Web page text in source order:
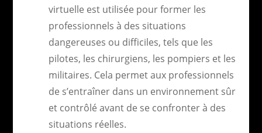
virtuelle est utilisée pour former les
professionnels à des situations
dangereuses ou difficiles, tels que les
pilotes, les chirurgiens, les pompiers et les
militaires. Cela permet aux professionnels
de s’entraîner dans un environnement sûr
et contrôlé avant de se confronter à des
situations réelles.